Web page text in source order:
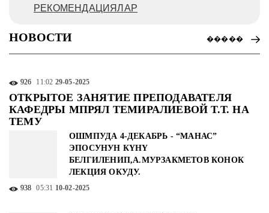
РЕКОМЕНДАЦИЯЛАР
НОВОСТИ �����
926 11:02 29-05-2025
ОТКРЫТОЕ ЗАНЯТИЕ ПРЕПОДАВАТЕЛЯ
КАФЕДРЫ МПРЯЛ ТЕМИРАЛИЕВОЙ Т.Т. НА
ТЕМУ
ОШМПУДА 4-ДЕКАБРЬ - “МАНАС”
ЭПОСУНУН КҮНҮ
БЕЛГИЛЕНИП,А.МУРЗАКМЕТОВ КОНОК
ЛЕКЦИЯ ОКУДУ.
938 05:31 10-02-2025